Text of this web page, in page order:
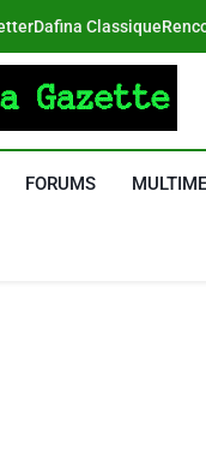
Dafina Classique
FORUMS